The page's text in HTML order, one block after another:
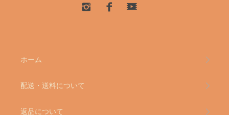
ホーム
配送・送料について
返品について